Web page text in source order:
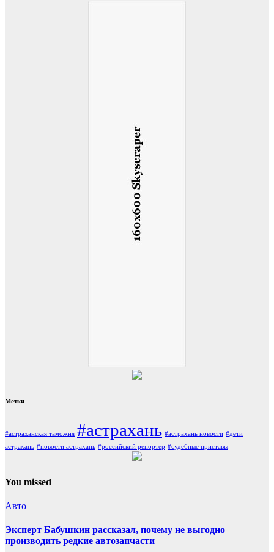
Метки
#астраханская таможня #астрахань #астрахань новости #дети
астрахань #новости астрахань #российский репортер #судебные приставы
You missed
Авто
Эксперт Бабушкин рассказал, почему не выгодно
производить редкие автозапчасти